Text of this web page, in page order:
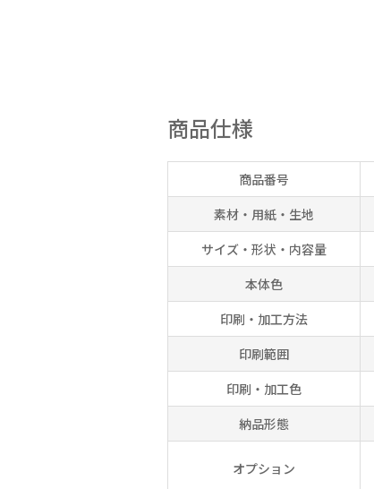
商品仕様
商品番号
素材・用紙・生地
サイズ・形状・内容量
本体色
印刷・加工方法
印刷範囲
印刷・加工色
納品形態
オプション